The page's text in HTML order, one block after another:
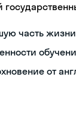
часть жизни
от